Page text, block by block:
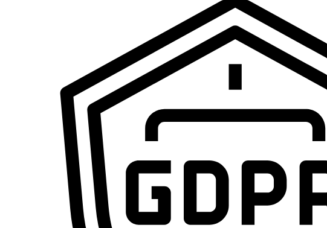
Domina la sistematización con IA y conviértete en el profesional
Primeros Pasos en VA360